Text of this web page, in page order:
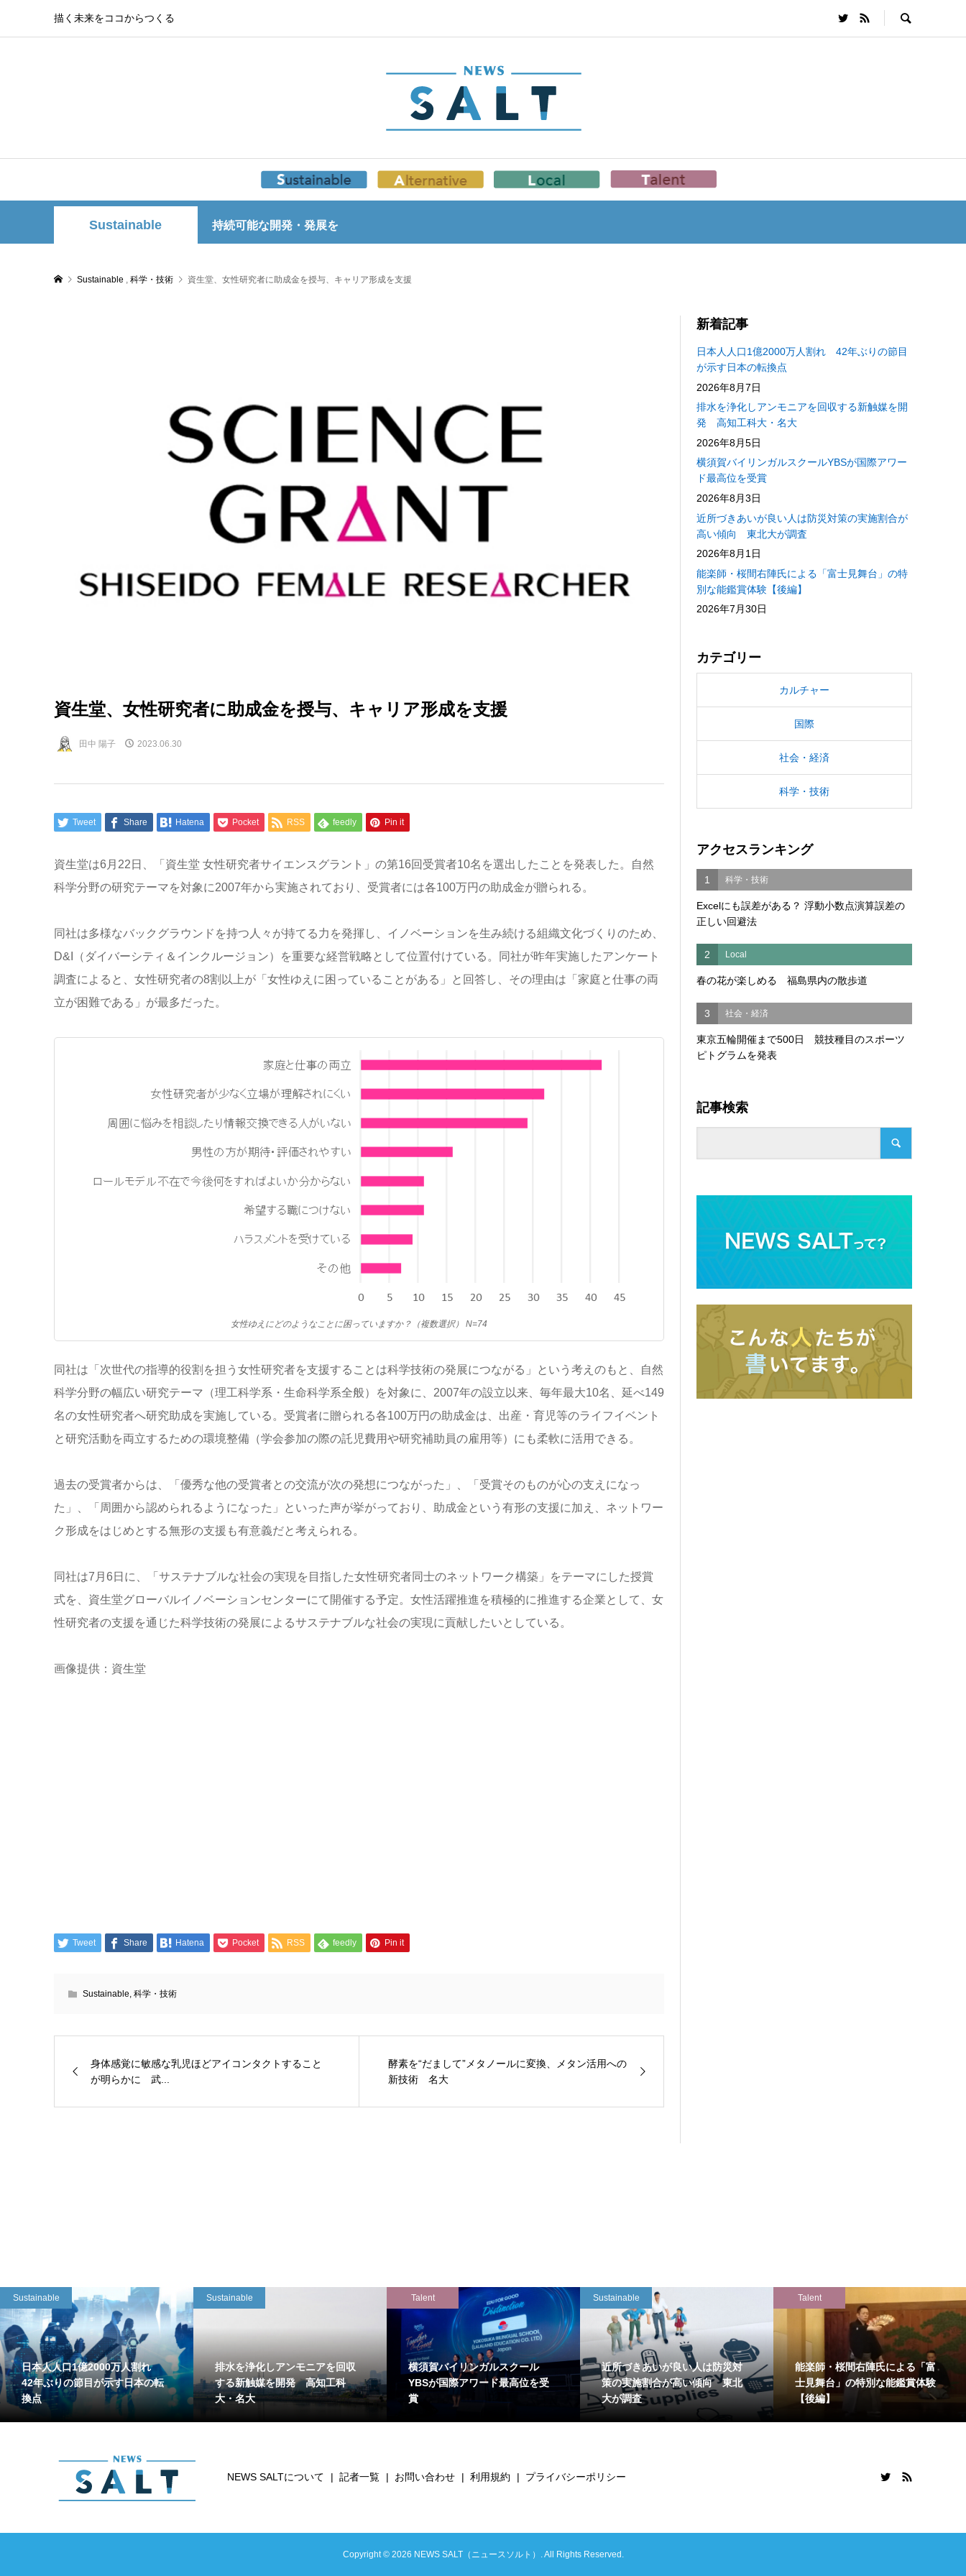
描く未来をココからつくる
Sustainable 持続可能な開発・発展を
Sustainable , 科学・技術 資生堂、女性研究者に助成金を授与、キャリア形成を支援
資生堂、女性研究者に助成金を授与、キャリア形成を支援
田中 陽子 2023.06.30
Tweet Share Hatena Pocket RSS feedly Pin it
資生堂は6月22日、「資生堂 女性研究者サイエンスグラント」の第16回受賞者10名を選出したことを発表した。自然
科学分野の研究テーマを対象に2007年から実施されており、受賞者には各100万円の助成金が贈られる。
同社は多様なバックグラウンドを持つ人々が持てる力を発揮し、イノベーションを生み続ける組織文化づくりのため、
D&I（ダイバーシティ＆インクルージョン）を重要な経営戦略として位置付けている。同社が昨年実施したアンケート
調査によると、女性研究者の8割以上が「女性ゆえに困っていることがある」と回答し、その理由は「家庭と仕事の両
立が困難である」が最多だった。
女性ゆえにどのようなことに困っていますか？（複数選択） N=74
同社は「次世代の指導的役割を担う女性研究者を支援することは科学技術の発展につながる」という考えのもと、自然
科学分野の幅広い研究テーマ（理工科学系・生命科学系全般）を対象に、2007年の設立以来、毎年最大10名、延べ149
名の女性研究者へ研究助成を実施している。受賞者に贈られる各100万円の助成金は、出産・育児等のライフイベント
と研究活動を両立するための環境整備（学会参加の際の託児費用や研究補助員の雇用等）にも柔軟に活用できる。
過去の受賞者からは、「優秀な他の受賞者との交流が次の発想につながった」、「受賞そのものが心の支えになっ
た」、「周囲から認められるようになった」といった声が挙がっており、助成金という有形の支援に加え、ネットワー
ク形成をはじめとする無形の支援も有意義だと考えられる。
同社は7月6日に、「サステナブルな社会の実現を目指した女性研究者同士のネットワーク構築」をテーマにした授賞
式を、資生堂グローバルイノベーションセンターにて開催する予定。女性活躍推進を積極的に推進する企業として、女
性研究者の支援を通じた科学技術の発展によるサステナブルな社会の実現に貢献したいとしている。
画像提供：資生堂
Tweet Share Hatena Pocket RSS feedly Pin it
Sustainable 科学・技術
身体感覚に敏感な乳児ほどアイコンタクトすること
が明らかに 武...
酵素を“だまして”メタノールに変換、メタン活用への
新技術 名大
新着記事
日本人人口1億2000万人割れ 42年ぶりの節目
が示す日本の転換点
2026年8月7日
排水を浄化しアンモニアを回収する新触媒を開
発 高知工科大・名大
2026年8月5日
横須賀バイリンガルスクールYBSが国際アワー
ド最高位を受賞
2026年8月3日
近所づきあいが良い人は防災対策の実施割合が
高い傾向 東北大が調査
2026年8月1日
能楽師・桜間右陣氏による「富士見舞台」の特
別な能鑑賞体験【後編】
2026年7月30日
カテゴリー
カルチャー
国際
社会・経済
科学・技術
アクセスランキング
1 科学・技術
Excelにも誤差がある？ 浮動小数点演算誤差の
正しい回避法
2 Local
春の花が楽しめる 福島県内の散歩道
3 社会・経済
東京五輪開催まで500日 競技種目のスポーツ
ピトグラムを発表
記事検索
Sustainable
日本人人口1億2000万人割れ
42年ぶりの節目が示す日本の転
換点
Sustainable
排水を浄化しアンモニアを回収
する新触媒を開発 高知工科
大・名大
Talent
横須賀バイリンガルスクール
YBSが国際アワード最高位を受
賞
Sustainable
近所づきあいが良い人は防災対
策の実施割合が高い傾向 東北
大が調査
Talent
能楽師・桜間右陣氏による「富
士見舞台」の特別な能鑑賞体験
【後編】
NEWS SALTについて 記者一覧 お問い合わせ 利用規約 プライバシーポリシー
Copyright ©2026 NEWS SALT（ニュースソルト）. All Rights Reserved.